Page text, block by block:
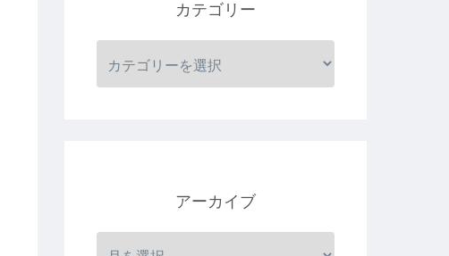
カテゴリー
アーカイブ